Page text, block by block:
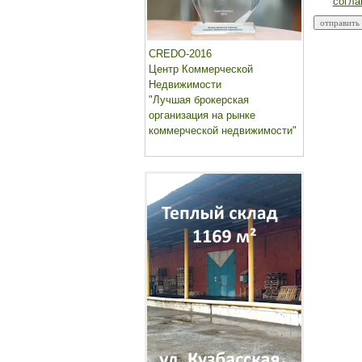
CREDO-2016
Центр Коммерческой
Недвижимости
"Лучшая брокерская
организация на рынке
коммерческой недвижимости"